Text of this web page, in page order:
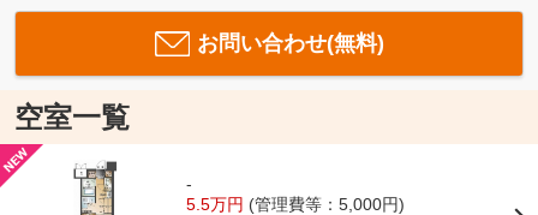
お問い合わせ(無料)
空室一覧
-
5.5万円 (管理費等：5,000円)